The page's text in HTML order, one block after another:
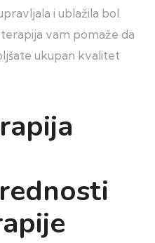
i ublažila bol.
vam pomaže da
ukupan kvalitet